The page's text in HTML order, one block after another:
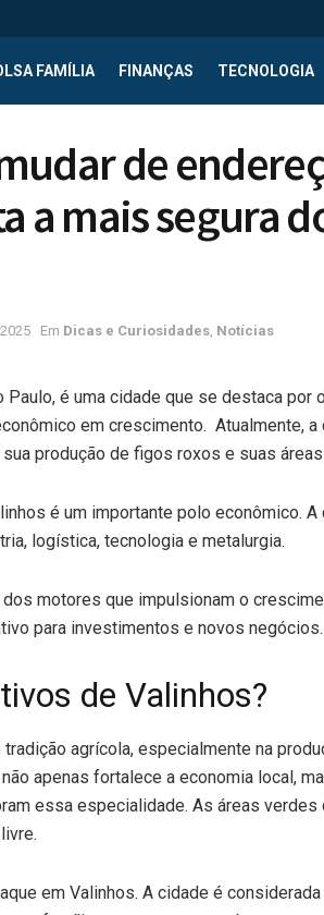
FAMÍLIA FINANÇAS TECNOLOGIA
de
a mais segura
Em Dicas e Curiosidades Notícias
é uma cidade que se destaca por
em crescimento. Atualmente,
produção de figos roxos e suas
é um importante polo econômico.
logística, tecnologia e metalurgia.
motores que impulsionam o
para investimentos e novos negócios.
de Valinhos?
agrícola, especialmente na
apenas fortalece a economia local,
essa especialidade. As áreas verdes
em Valinhos. A cidade é